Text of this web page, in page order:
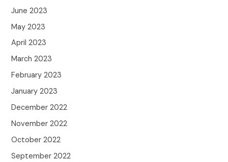
June 2023
May 2023
April 2023
March 2023
February 2023
January 2023
December 2022
November 2022
October 2022
September 2022